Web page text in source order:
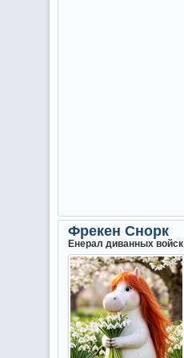
Фрекен Снорк
Енерал диванных войск